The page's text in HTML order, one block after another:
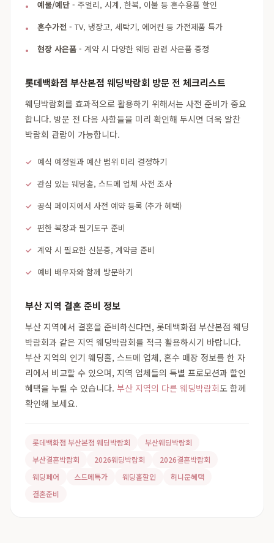
예물/예단 - 주얼리, 시계, 한복, 이불 등 혼수용품 할인
혼수가전 - TV, 냉장고, 세탁기, 에어컨 등 가전제품 특가
현장 사은품 - 계약 시 다양한 웨딩 관련 사은품 증정
롯데백화점 부산본점 웨딩박람회 방문 전 체크리스트
웨딩박람회를 효과적으로 활용하기 위해서는 사전 준비가 중요
합니다. 방문 전 다음 사항들을 미리 확인해 두시면 더욱 알찬
박람회 관람이 가능합니다.
예식 예정일과 예산 범위 미리 결정하기
관심 있는 웨딩홀, 스드메 업체 사전 조사
공식 페이지에서 사전 예약 등록 (추가 혜택)
편한 복장과 필기도구 준비
계약 시 필요한 신분증, 계약금 준비
예비 배우자와 함께 방문하기
부산 지역 결혼 준비 정보
부산 지역에서 결혼을 준비하신다면, 롯데백화점 부산본점 웨딩
박람회과 같은 지역 웨딩박람회를 적극 활용하시기 바랍니다.
부산 지역의 인기 웨딩홀, 스드메 업체, 혼수 매장 정보를 한 자
리에서 비교할 수 있으며, 지역 업체들의 특별 프로모션과 할인
혜택을 누릴 수 있습니다. 부산 지역의 다른 웨딩박람회도 함께
확인해 보세요.
롯데백화점 부산본점 웨딩박람회
부산웨딩박람회
부산결혼박람회
2026웨딩박람회
2026결혼박람회
웨딩페어
스드메특가 웨딩홀할인
허니문혜택
결혼준비